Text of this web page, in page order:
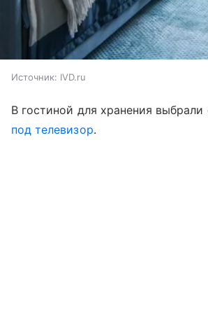
Источник: IVD.ru
В гостиной для хранения
под телевизор.